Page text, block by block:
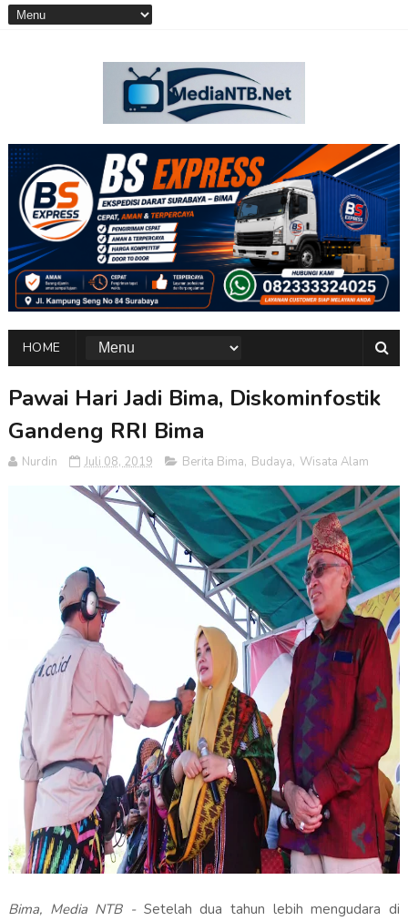
HOME
Pawai Hari Jadi Bima, Diskominfostik
Gandeng RRI Bima
Nurdin Juli 08, 2019 Berita Bima, Budaya, Wisata Alam
Bima, Media NTB - Setelah dua tahun lebih mengudara di